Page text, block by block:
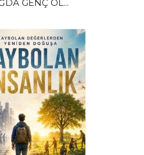
GENÇ OL...